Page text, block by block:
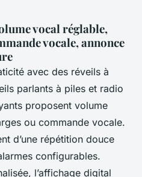
vocal réglable,
vocale, annonce
avec des réveils à
parlants à piles et radio
proposent volume
ou commande vocale.
d’une répétition douce
configurables.
l’affichage digital